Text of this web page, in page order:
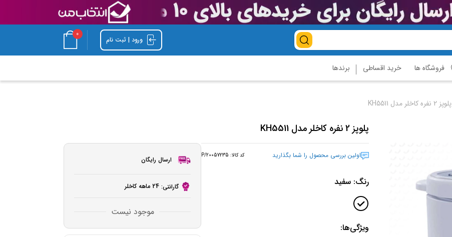
ورود | ثبت نام
0
فروشگاه ها خرید اقساطی برندها
پلوپز 2 نفره کاخلر مدل KH5511
پلوپز 2 نفره کاخلر مدل KH5511
اولین بررسی محصول را شما بگذارید کد کالا: P/20057235
رنگ: سفید
ویژگی‌ها:
ارسال رایگان
گارانتی: 24 ماهه کاخلر
موجود نیست